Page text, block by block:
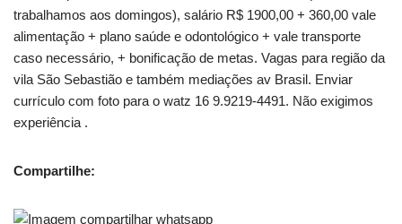
trabalhamos aos domingos), salário R$ 1900,00 + 360,00 vale
alimentação + plano saúde e odontológico + vale transporte
caso necessário, + bonificação de metas. Vagas para região da
vila São Sebastião e também mediações av Brasil. Enviar
currículo com foto para o watz 16 9.9219-4491. Não exigimos
experiência .
Compartilhe: